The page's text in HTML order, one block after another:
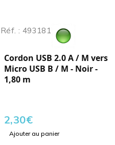
Réf. : 493181
Cordon USB 2.0 A / M vers
Micro USB B / M - Noir -
1,80 m
2,30€
Ajouter au panier